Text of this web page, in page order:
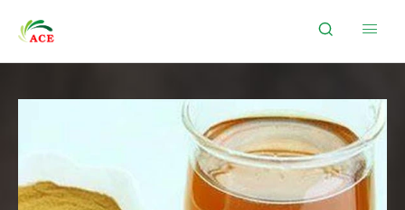
 